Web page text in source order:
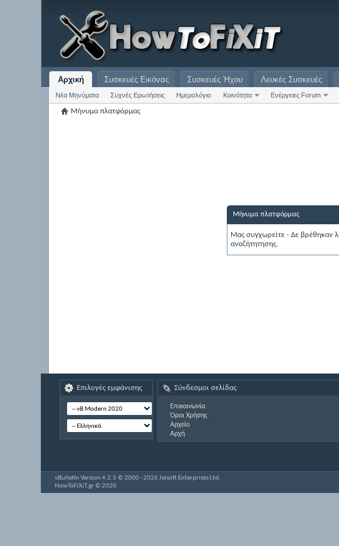
Αρχική
Νέα Μηνύματα Συχνές Ερωτήσεις Ημερολόγιο Κοινότητα Ενέργειες Forum
Συσκευές Εικόνας Συσκευές Ήχου Λευκές Συσκευές
Μήνυμα πλατφόρμας
Μήνυμα πλατφόρμας
Μας συγχωρείτε - Δε βρέθηκαν
αναζήτητησης.
Επιλογές εμφάνισης Σύνδεσμοι σελίδας
Επικοινωνία
Όροι Χρήσης
Αρχείο
Αρχή
vBulletin Version 4.2.5 © 2000 - 2026 Jelsoft Enterprises Ltd.
HowToFiXiT.gr © 2020